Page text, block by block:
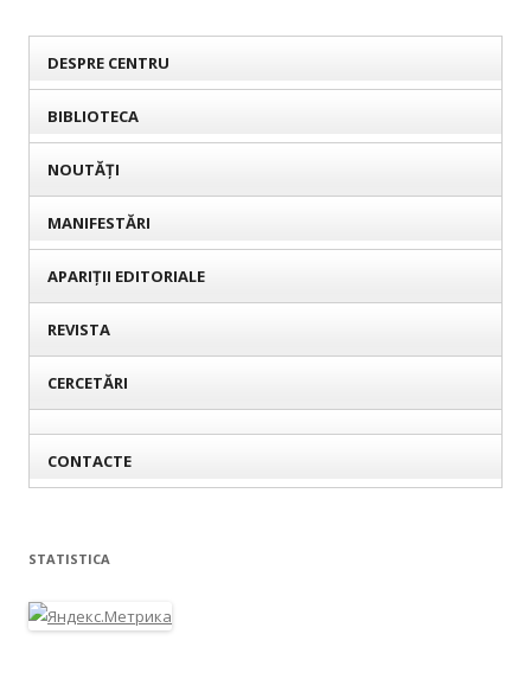
DESPRE CENTRU
BIBLIOTECA
NOUTĂȚI
MANIFESTĂRI
APARIȚII EDITORIALE
REVISTA
CERCETĂRI
CONTACTE
STATISTICA